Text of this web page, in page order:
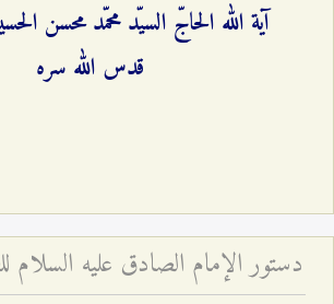
آية الله الحاجّ السيّد محمّد محسن
قدس الله سره